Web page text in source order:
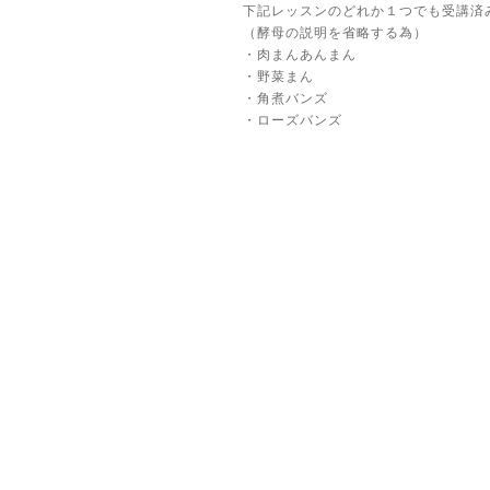
下記レッスンのどれか１つでも受講済
（酵母の説明を省略する為）
・肉まんあんまん
・野菜まん
・角煮バンズ
・ローズバンズ